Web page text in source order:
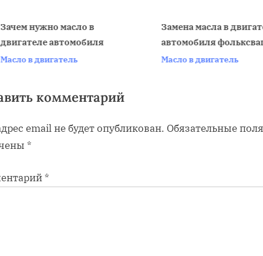
Зачем нужно масло в
двигателе автомобиля
Масло в двигатель
Замена масла в
автомобиля
Масло в двигатель
комментарий
email не будет опубликован. Обязательные поля
*
*